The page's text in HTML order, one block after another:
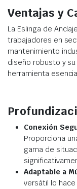
Ventajas y
La Eslinga de
trabajadores en
mantenimiento
diseño robusto y
herramienta
Conexión
Proporciona
gama de
Adaptable a
versátil lo